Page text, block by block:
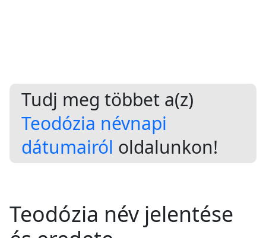
Tudj meg többet a(z)
Teodózia névnapi
dátumairól oldalunkon!
Teodózia név jelentése